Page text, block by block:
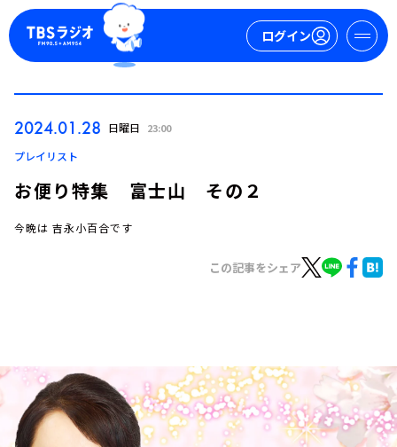
ログイン
TBS Podcast
お知らせ
イベント・グッズ
2024.01.28 日曜日 23:00
プレイリスト
お便り特集 富士山 その２
今晩は 吉永小百合です
この記事をシェア